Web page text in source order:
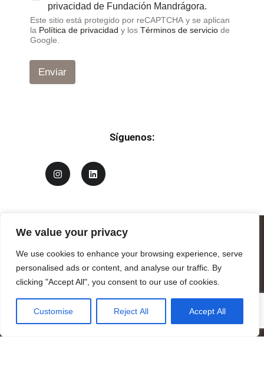
We value your privacy
We use cookies to enhance your browsing experience, serve
personalised ads or content, and analyse our traffic. By
clicking "Accept All", you consent to our use of cookies.
Customise Reject All Accept All
privacidad de Fundación Mandrágora.
Este sitio está protegido por reCAPTCHA y se aplican
la Política de privacidad y los Términos de servicio de
Google.
Enviar
Síguenos:
Logotipo de Mandrágora diseñado por Benjamin Vierling